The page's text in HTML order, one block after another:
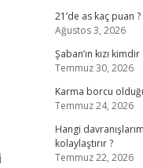
21’de as kaç puan ?
Ağustos 3, 2026
Şaban’ın kızı kimdir
Temmuz 30, 2026
Karma borcu
Temmuz 24, 2026
Hangi
kolaylaştırır ?
Temmuz 22, 2026